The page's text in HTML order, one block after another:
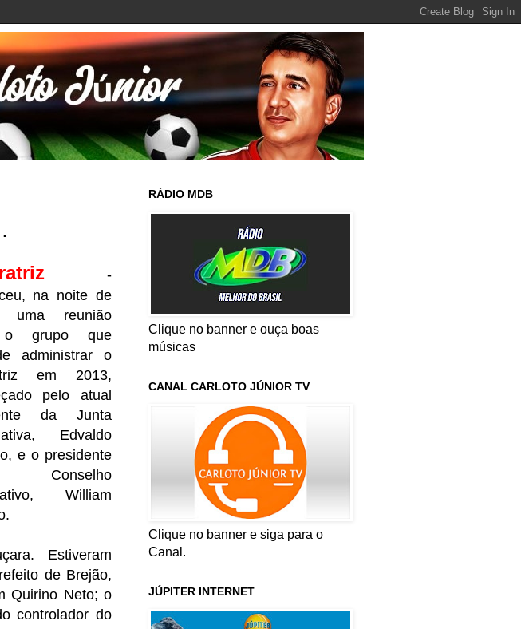
-
na noite de
uma reunião
o grupo que
administrar o
em 2013,
pelo atual
da Junta
Edvaldo
e o presidente
William
Estiveram
de Brejão,
Quirino Neto; o
controlador do
RÁDIO MDB
Clique no banner e ouça boas
músicas
CANAL CARLOTO JÚNIOR TV
Clique no banner e siga para o
Canal.
JÚPITER INTERNET